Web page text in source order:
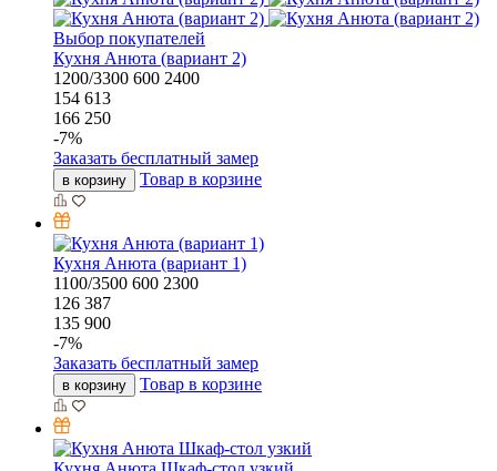
Выбор покупателей
Кухня Анюта (вариант 2)
1200/3300 600 2400
154 613
166 250
-7%
Заказать бесплатный замер
в корзину Товар в корзине
Кухня Анюта (вариант 1)
1100/3500 600 2300
126 387
135 900
-7%
Заказать бесплатный замер
в корзину Товар в корзине